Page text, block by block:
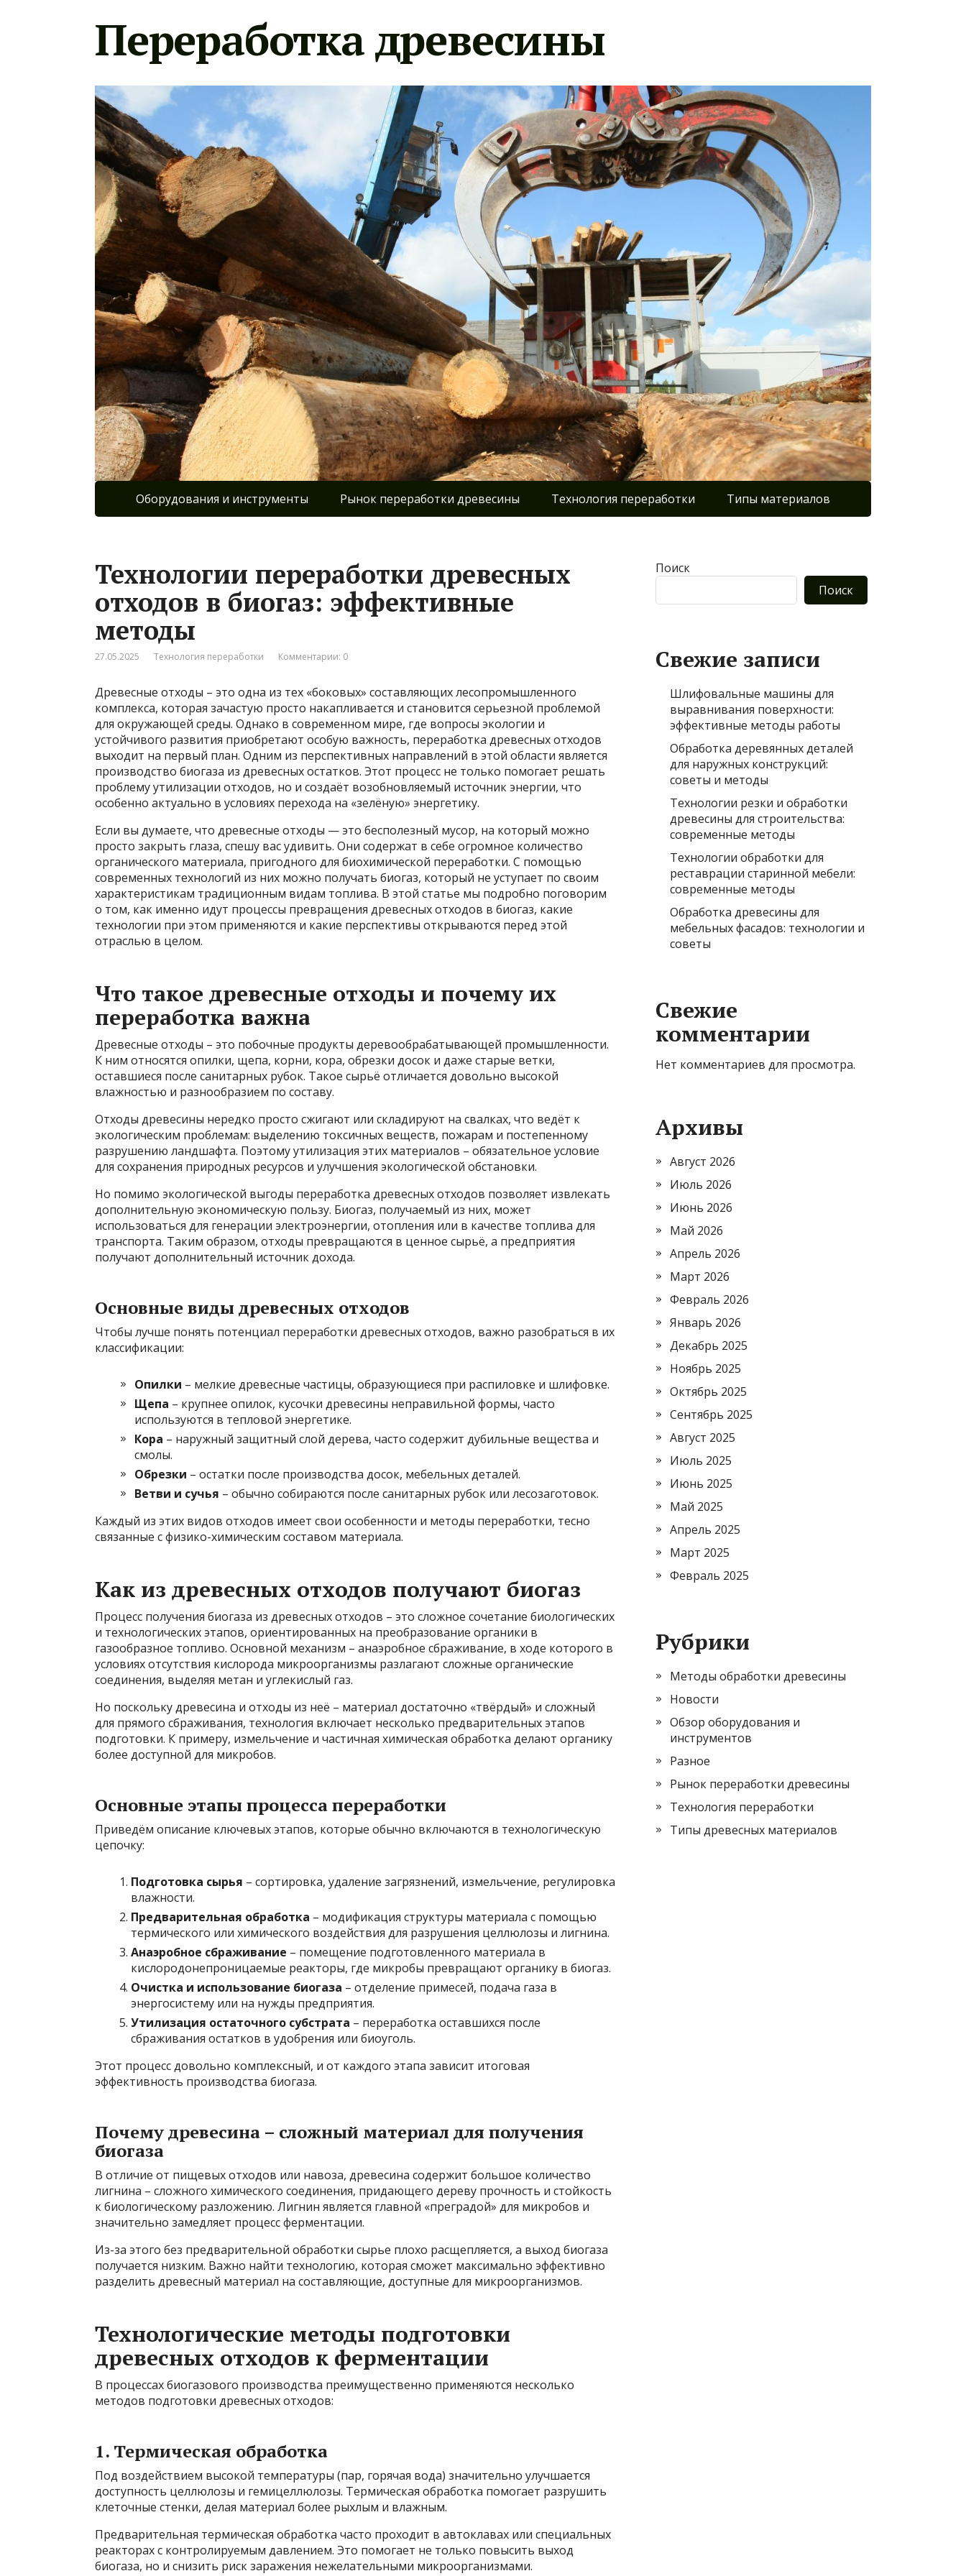
Переработка древесины
Оборудования и инструменты Рынок переработки древесины Технология переработки Типы материалов
Технологии переработки древесных
отходов в биогаз: эффективные
методы
27.05.2025 Технология переработки Комментарии: 0
Древесные отходы – это одна из тех «боковых» составляющих лесопромышленного
комплекса, которая зачастую просто накапливается и становится серьезной проблемой
для окружающей среды. Однако в современном мире, где вопросы экологии и
устойчивого развития приобретают особую важность, переработка древесных отходов
выходит на первый план. Одним из перспективных направлений в этой области является
производство биогаза из древесных остатков. Этот процесс не только помогает решать
проблему утилизации отходов, но и создаёт возобновляемый источник энергии, что
особенно актуально в условиях перехода на «зелёную» энергетику.
Если вы думаете, что древесные отходы — это бесполезный мусор, на который можно
просто закрыть глаза, спешу вас удивить. Они содержат в себе огромное количество
органического материала, пригодного для биохимической переработки. С помощью
современных технологий из них можно получать биогаз, который не уступает по своим
характеристикам традиционным видам топлива. В этой статье мы подробно поговорим
о том, как именно идут процессы превращения древесных отходов в биогаз, какие
технологии при этом применяются и какие перспективы открываются перед этой
отраслью в целом.
Что такое древесные отходы и почему их
переработка важна
Древесные отходы – это побочные продукты деревообрабатывающей промышленности.
К ним относятся опилки, щепа, корни, кора, обрезки досок и даже старые ветки,
оставшиеся после санитарных рубок. Такое сырьё отличается довольно высокой
влажностью и разнообразием по составу.
Отходы древесины нередко просто сжигают или складируют на свалках, что ведёт к
экологическим проблемам: выделению токсичных веществ, пожарам и постепенному
разрушению ландшафта. Поэтому утилизация этих материалов – обязательное условие
для сохранения природных ресурсов и улучшения экологической обстановки.
Но помимо экологической выгоды переработка древесных отходов позволяет извлекать
дополнительную экономическую пользу. Биогаз, получаемый из них, может
использоваться для генерации электроэнергии, отопления или в качестве топлива для
транспорта. Таким образом, отходы превращаются в ценное сырьё, а предприятия
получают дополнительный источник дохода.
Основные виды древесных отходов
Чтобы лучше понять потенциал переработки древесных отходов, важно разобраться в их
классификации:
Опилки – мелкие древесные частицы, образующиеся при распиловке и шлифовке.
Щепа – крупнее опилок, кусочки древесины неправильной формы, часто
используются в тепловой энергетике.
Кора – наружный защитный слой дерева, часто содержит дубильные вещества и
смолы.
Обрезки – остатки после производства досок, мебельных деталей.
Ветви и сучья – обычно собираются после санитарных рубок или лесозаготовок.
Каждый из этих видов отходов имеет свои особенности и методы переработки, тесно
связанные с физико-химическим составом материала.
Как из древесных отходов получают биогаз
Процесс получения биогаза из древесных отходов – это сложное сочетание биологических
и технологических этапов, ориентированных на преобразование органики в
газообразное топливо. Основной механизм – анаэробное сбраживание, в ходе которого в
условиях отсутствия кислорода микроорганизмы разлагают сложные органические
соединения, выделяя метан и углекислый газ.
Но поскольку древесина и отходы из неё – материал достаточно «твёрдый» и сложный
для прямого сбраживания, технология включает несколько предварительных этапов
подготовки. К примеру, измельчение и частичная химическая обработка делают органику
более доступной для микробов.
Основные этапы процесса переработки
Приведём описание ключевых этапов, которые обычно включаются в технологическую
цепочку:
Подготовка сырья – сортировка, удаление загрязнений, измельчение, регулировка
влажности.
Предварительная обработка – модификация структуры материала с помощью
термического или химического воздействия для разрушения целлюлозы и лигнина.
Анаэробное сбраживание – помещение подготовленного материала в
кислородонепроницаемые реакторы, где микробы превращают органику в биогаз.
Очистка и использование биогаза – отделение примесей, подача газа в
энергосистему или на нужды предприятия.
Утилизация остаточного субстрата – переработка оставшихся после
сбраживания остатков в удобрения или биоуголь.
Этот процесс довольно комплексный, и от каждого этапа зависит итоговая
эффективность производства биогаза.
Почему древесина – сложный материал для получения
биогаза
В отличие от пищевых отходов или навоза, древесина содержит большое количество
лигнина – сложного химического соединения, придающего дереву прочность и стойкость
к биологическому разложению. Лигнин является главной «преградой» для микробов и
значительно замедляет процесс ферментации.
Из-за этого без предварительной обработки сырье плохо расщепляется, а выход биогаза
получается низким. Важно найти технологию, которая сможет максимально эффективно
разделить древесный материал на составляющие, доступные для микроорганизмов.
Технологические методы подготовки
древесных отходов к ферментации
В процессах биогазового производства преимущественно применяются несколько
методов подготовки древесных отходов:
1. Термическая обработка
Под воздействием высокой температуры (пар, горячая вода) значительно улучшается
доступность целлюлозы и гемицеллюлозы. Термическая обработка помогает разрушить
клеточные стенки, делая материал более рыхлым и влажным.
Предварительная термическая обработка часто проходит в автоклавах или специальных
реакторах с контролируемым давлением. Это помогает не только повысить выход
биогаза, но и снизить риск заражения нежелательными микроорганизмами.
Поиск
Поиск
Свежие записи
Шлифовальные машины для
выравнивания поверхности:
эффективные методы работы
Обработка деревянных деталей
для наружных конструкций:
советы и методы
Технологии резки и обработки
древесины для строительства:
современные методы
Технологии обработки для
реставрации старинной мебели:
современные методы
Обработка древесины для
мебельных фасадов: технологии и
советы
Свежие
комментарии
Нет комментариев для просмотра.
Архивы
Август 2026
Июль 2026
Июнь 2026
Май 2026
Апрель 2026
Март 2026
Февраль 2026
Январь 2026
Декабрь 2025
Ноябрь 2025
Октябрь 2025
Сентябрь 2025
Август 2025
Июль 2025
Июнь 2025
Май 2025
Апрель 2025
Март 2025
Февраль 2025
Рубрики
Методы обработки древесины
Новости
Обзор оборудования и
инструментов
Разное
Рынок переработки древесины
Технология переработки
Типы древесных материалов